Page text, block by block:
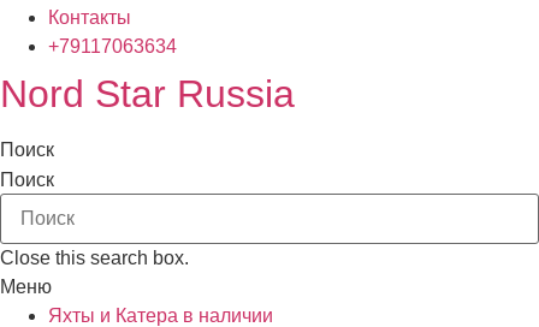
Контакты
+79117063634
Nord Star Russia
Поиск
Поиск
Close this search box.
Меню
Яхты и Катера в наличии